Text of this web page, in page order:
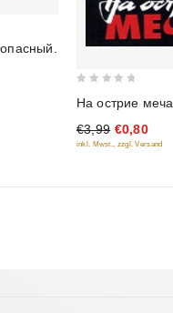
of
5
На острие меча
€3,99 €0,80
inkl. Mwst., zzgl. Versand